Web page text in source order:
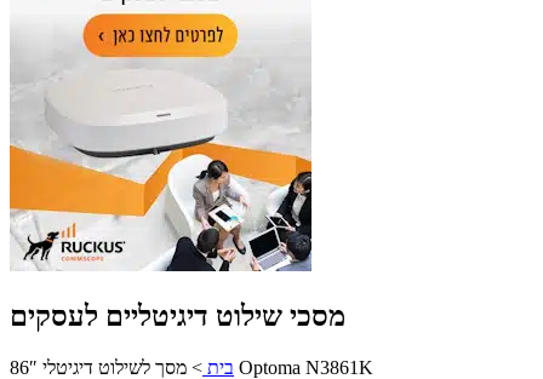
מסכי שילוט דיגיטליים לעסקים
בית > מסך לשילוט דיגיטלי 86″ Optoma N3861K